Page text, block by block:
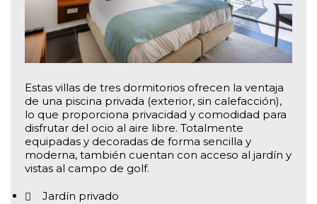
Estas villas de tres dormitorios ofrecen la ventaja
de una piscina privada (exterior, sin calefacción),
lo que proporciona privacidad y comodidad para
disfrutar del ocio al aire libre. Totalmente
equipadas y decoradas de forma sencilla y
moderna, también cuentan con acceso al jardín y
vistas al campo de golf.
Jardín privado